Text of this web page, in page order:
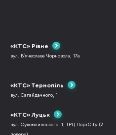
«КТС» Рівне
вул. В`ячеслава Чорновола, 17а
«КТС» Тернопіль
вул. Сагайдачного, 1
«КТС» Луцьк
вул. Сухомлинського, 1, ТРЦ ПортCity (2